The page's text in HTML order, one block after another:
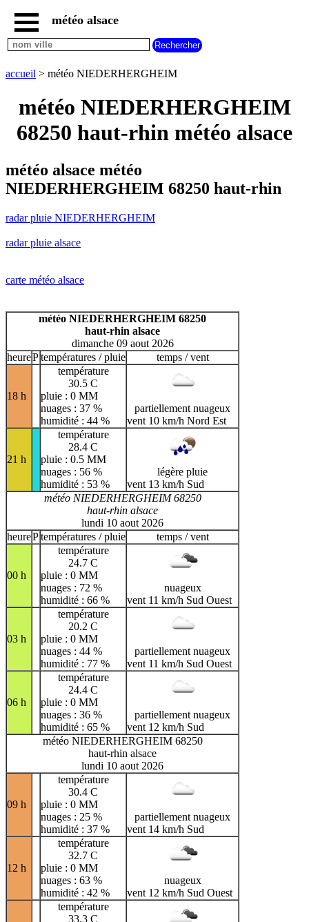
accueil
radar
NIEDERHERGHEIM
météo
radar
alsace
carte
météo
météo
H
I J K L M
N
T
U
V
W X Y Z
météo alsace
accueil > météo NIEDERHERGHEIM
météo NIEDERHERGHEIM
68250 haut-rhin météo alsace
météo alsace météo
NIEDERHERGHEIM 68250 haut-rhin
radar pluie NIEDERHERGHEIM
radar pluie alsace
carte météo alsace
météo NIEDERHERGHEIM 68250
haut-rhin alsace
dimanche 09 aout 2026
heurePtempératures / pluie temps / vent
18 h
température
30.5 C
pluie : 0 MM
nuages : 37 %
humidité : 44 %
partiellement nuageux
vent 10 km/h Nord Est
21 h
température
28.4 C
pluie : 0.5 MM
nuages : 56 %
humidité : 53 %
légère pluie
vent 13 km/h Sud
météo NIEDERHERGHEIM 68250
haut-rhin alsace
lundi 10 aout 2026
heurePtempératures / pluie temps / vent
00 h
température
24.7 C
pluie : 0 MM
nuages : 72 %
humidité : 66 %
nuageux
vent 11 km/h Sud Ouest
03 h
température
20.2 C
pluie : 0 MM
nuages : 44 %
humidité : 77 %
partiellement nuageux
vent 11 km/h Sud Ouest
06 h
température
24.4 C
pluie : 0 MM
nuages : 36 %
humidité : 65 %
partiellement nuageux
vent 12 km/h Sud
météo NIEDERHERGHEIM 68250
haut-rhin alsace
lundi 10 aout 2026
09 h
température
30.4 C
pluie : 0 MM
nuages : 25 %
humidité : 37 %
partiellement nuageux
vent 14 km/h Sud
12 h
température
32.7 C
pluie : 0 MM
nuages : 63 %
humidité : 42 %
nuageux
vent 12 km/h Sud Ouest
température
33.3 C